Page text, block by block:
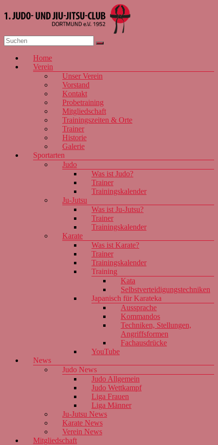
Inhalt
1. JJJC
Dortmund
e.V. 1952
Menü
Home
Verein
Unser Verein
Vorstand
Kontakt
Probetraining
Mitgliedschaft
Trainingszeiten & Orte
Trainer
Historie
Galerie
Sportarten
Judo
Was ist Judo?
Trainer
Trainingskalender
Ju-Jutsu
Was ist Ju-Jutsu?
Trainer
Trainingskalender
Karate
Was ist Karate?
Trainer
Trainingskalender
Training
Kata
Selbstverteidigungstechniken
Japanisch für Karateka
Aussprache
Kommandos
Techniken, Stellungen,
Angriffsformen
Fachausdrücke
YouTube
News
Judo News
Judo Allgemein
Judo Wettkampf
Liga Frauen
Liga Männer
Ju-Jutsu News
Karate News
Verein News
Mitgliedschaft